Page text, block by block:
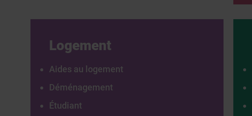
Logement
Aides au logement
Déménagement
Étudiant